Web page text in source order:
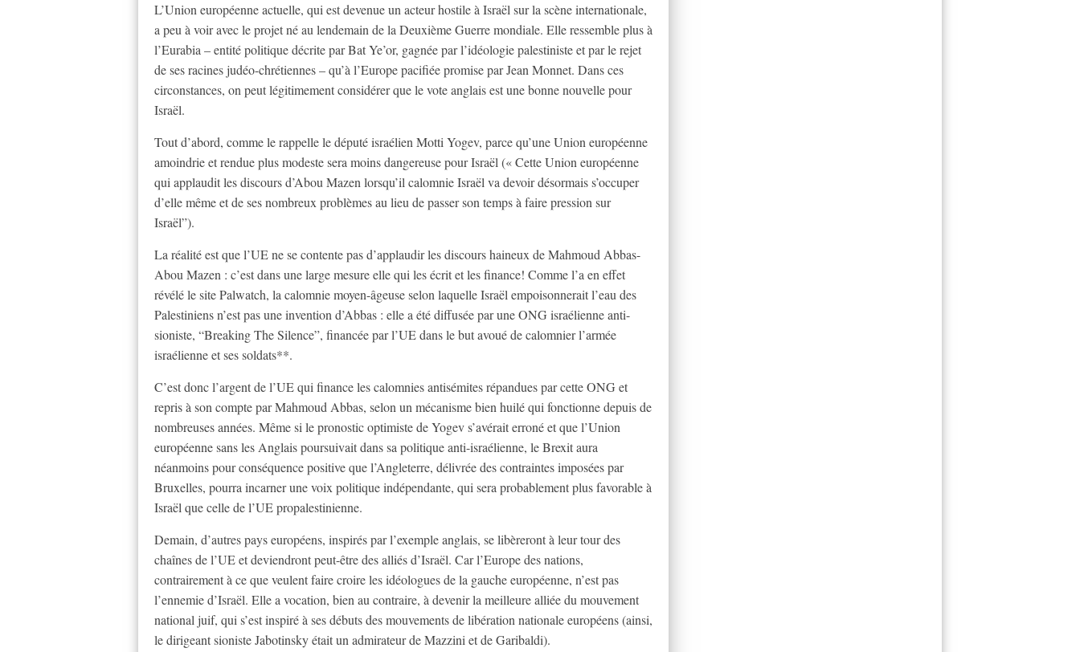
L’Union européenne actuelle, qui est devenue un acteur hostile à Israël sur la scène internationale,
a peu à voir avec le projet né au lendemain de la Deuxième Guerre mondiale. Elle ressemble plus à
l’Eurabia – entité politique décrite par Bat Ye’or, gagnée par l’idéologie palestiniste et par le rejet
de ses racines judéo-chrétiennes – qu’à l’Europe pacifiée promise par Jean Monnet. Dans ces
circonstances, on peut légitimement considérer que le vote anglais est une bonne nouvelle pour
Israël.
Tout d’abord, comme le rappelle le député israélien Motti Yogev, parce qu’une Union européenne
amoindrie et rendue plus modeste sera moins dangereuse pour Israël (« Cette Union européenne
qui applaudit les discours d’Abou Mazen lorsqu’il calomnie Israël va devoir désormais s’occuper
d’elle même et de ses nombreux problèmes au lieu de passer son temps à faire pression sur
Israël”).
La réalité est que l’UE ne se contente pas d’applaudir les discours haineux de Mahmoud Abbas-
Abou Mazen : c’est dans une large mesure elle qui les écrit et les finance! Comme l’a en effet
révélé le site Palwatch, la calomnie moyen-âgeuse selon laquelle Israël empoisonnerait l’eau des
Palestiniens n’est pas une invention d’Abbas : elle a été diffusée par une ONG israélienne anti-
sioniste, “Breaking The Silence”, financée par l’UE dans le but avoué de calomnier l’armée
israélienne et ses soldats**.
C’est donc l’argent de l’UE qui finance les calomnies antisémites répandues par cette ONG et
repris à son compte par Mahmoud Abbas, selon un mécanisme bien huilé qui fonctionne depuis de
nombreuses années. Même si le pronostic optimiste de Yogev s’avérait erroné et que l’Union
européenne sans les Anglais poursuivait dans sa politique anti-israélienne, le Brexit aura
néanmoins pour conséquence positive que l’Angleterre, délivrée des contraintes imposées par
Bruxelles, pourra incarner une voix politique indépendante, qui sera probablement plus favorable à
Israël que celle de l’UE propalestinienne.
Demain, d’autres pays européens, inspirés par l’exemple anglais, se libèreront à leur tour des
chaînes de l’UE et deviendront peut-être des alliés d’Israël. Car l’Europe des nations,
contrairement à ce que veulent faire croire les idéologues de la gauche européenne, n’est pas
l’ennemie d’Israël. Elle a vocation, bien au contraire, à devenir la meilleure alliée du mouvement
national juif, qui s’est inspiré à ses débuts des mouvements de libération nationale européens (ainsi,
le dirigeant sioniste Jabotinsky était un admirateur de Mazzini et de Garibaldi).